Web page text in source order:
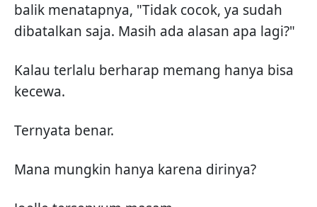
balik menatapnya, "Tidak cocok, ya sudah
dibatalkan saja. Masih ada alasan apa lagi?"
Kalau terlalu berharap memang hanya bisa
kecewa.
Ternyata benar.
Mana mungkin hanya karena dirinya?